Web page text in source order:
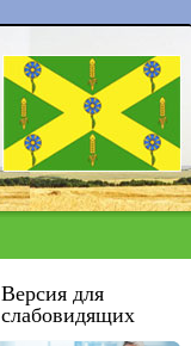
Версия для
слабовидящих